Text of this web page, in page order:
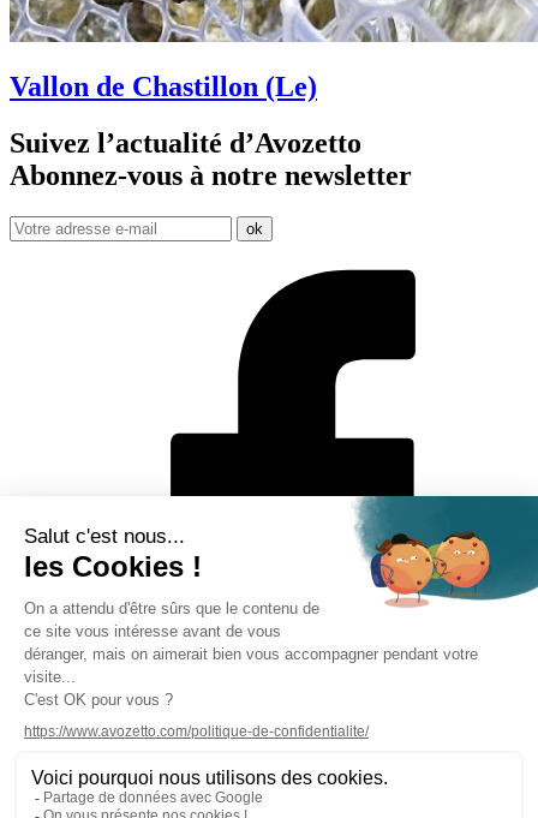
Vallon de Chastillon (Le)
Suivez l’actualité d’Avozetto
Abonnez-vous à notre newsletter
Mentions légales
Politique de protection des données personnelles
CGV